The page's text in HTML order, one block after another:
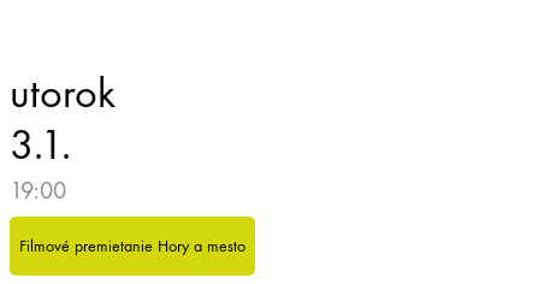
utorok
3.1.
19:00
Filmové premietanie Hory a mesto